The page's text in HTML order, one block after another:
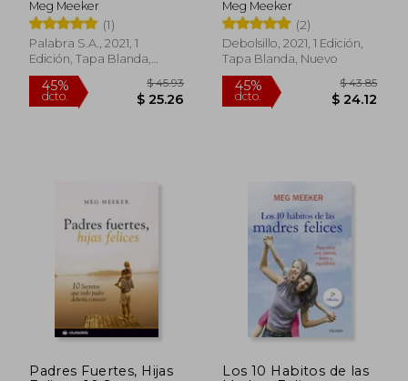
Meg Meeker
(1)
Palabra S.a., 2021, 1
Edición, Tapa Blanda,
Nuevo
dcto.
Meg Meeker
(2)
Debolsillo, 2021, 1 Edición,
Tapa Blanda, Nuevo
45%
dcto.
Padres Fuertes, Hijas
Los 10 Habitos de las